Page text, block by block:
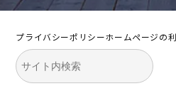
プライバシーポリシーホームページの
検
索